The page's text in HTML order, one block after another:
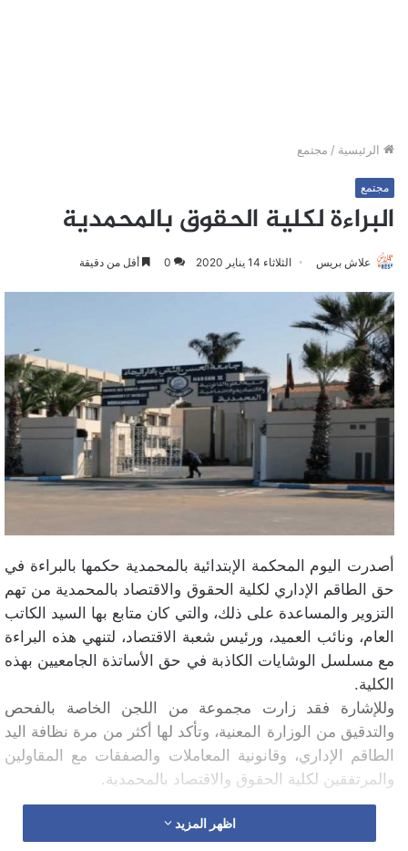
الرئيسية / مجتمع
مجتمع
البراءة لكلية الحقوق بالمحمدية
علاش بريس الثلاثاء 14 يناير 2020 0 أقل من دقيقة
أصدرت اليوم المحكمة الإبتدائية بالمحمدية حكمها بالبراءة في
حق الطاقم الإداري لكلية الحقوق والاقتصاد بالمحمدية من تهم
التزوير والمساعدة على ذلك، والتي كان متابع بها السيد الكاتب
العام، ونائب العميد، ورئيس شعبة الاقتصاد، لتنهي هذه البراءة
مع مسلسل الوشايات الكاذبة في حق الأساتذة الجامعيين بهذه
الكلية.
وللإشارة فقد زارت مجموعة من اللجن الخاصة بالفحص
والتدقيق من الوزارة المعنية، وتأكد لها أكثر من مرة نظافة اليد
الطاقم الإداري، وقانونية المعاملات والصفقات مع المقاولين
والمرتفقين لكلية الحقوق والاقتصاد بالمحمدية.
اظهر المزيد